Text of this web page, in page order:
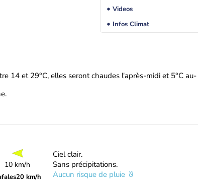
Videos
Infos Climat
14 et 29°C, elles seront chaudes l'après-midi et 5°C au-
10 km/h
20 km/h
Ciel clair.
Sans précipitations.
Aucun risque de pluie